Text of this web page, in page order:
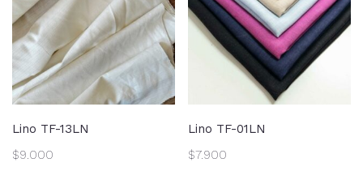
Lino TF-13LN
$9.000
Lino TF-01LN
$7.900